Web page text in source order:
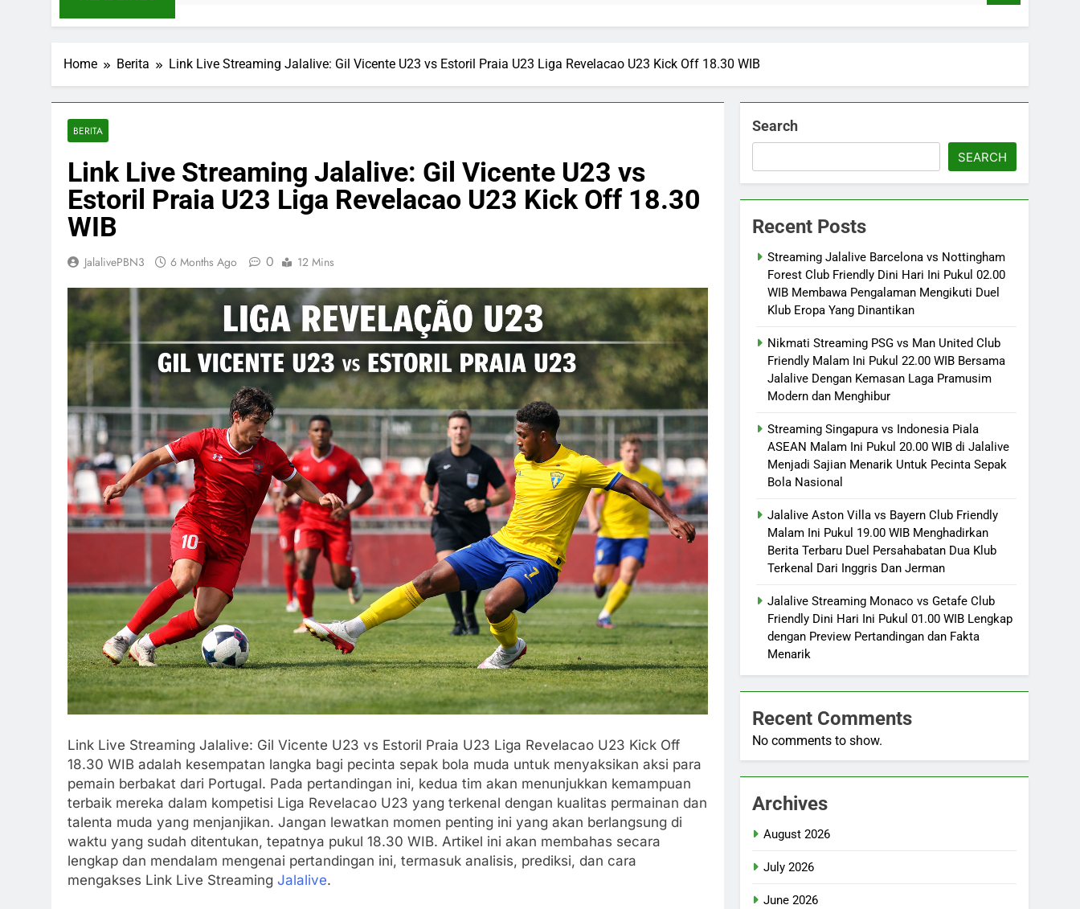
Home Berita Link Live Streaming Jalalive: Gil Vicente U23 vs Estoril Praia U23 Liga Revelacao U23 Kick Off 18.30 WIB
BERITA
Link Live Streaming Jalalive: Gil Vicente U23 vs
Estoril Praia U23 Liga Revelacao U23 Kick Off 18.30
WIB
JalalivePBN3 6 Months Ago 0 12 Mins
Link Live Streaming Jalalive: Gil Vicente U23 vs Estoril Praia U23 Liga Revelacao U23 Kick Off
18.30 WIB adalah kesempatan langka bagi pecinta sepak bola muda untuk menyaksikan aksi para
pemain berbakat dari Portugal. Pada pertandingan ini, kedua tim akan menunjukkan kemampuan
terbaik mereka dalam kompetisi Liga Revelacao U23 yang terkenal dengan kualitas permainan dan
talenta muda yang menjanjikan. Jangan lewatkan momen penting ini yang akan berlangsung di
waktu yang sudah ditentukan, tepatnya pukul 18.30 WIB. Artikel ini akan membahas secara
lengkap dan mendalam mengenai pertandingan ini, termasuk analisis, prediksi, dan cara
mengakses Link Live Streaming Jalalive.
Search
SEARCH
Recent Posts
Streaming Jalalive Barcelona vs Nottingham
Forest Club Friendly Dini Hari Ini Pukul 02.00
WIB Membawa Pengalaman Mengikuti Duel
Klub Eropa Yang Dinantikan
Nikmati Streaming PSG vs Man United Club
Friendly Malam Ini Pukul 22.00 WIB Bersama
Jalalive Dengan Kemasan Laga Pramusim
Modern dan Menghibur
Streaming Singapura vs Indonesia Piala
ASEAN Malam Ini Pukul 20.00 WIB di Jalalive
Menjadi Sajian Menarik Untuk Pecinta Sepak
Bola Nasional
Jalalive Aston Villa vs Bayern Club Friendly
Malam Ini Pukul 19.00 WIB Menghadirkan
Berita Terbaru Duel Persahabatan Dua Klub
Terkenal Dari Inggris Dan Jerman
Jalalive Streaming Monaco vs Getafe Club
Friendly Dini Hari Ini Pukul 01.00 WIB Lengkap
dengan Preview Pertandingan dan Fakta
Menarik
Recent Comments
No comments to show.
Archives
August 2026
July 2026
June 2026